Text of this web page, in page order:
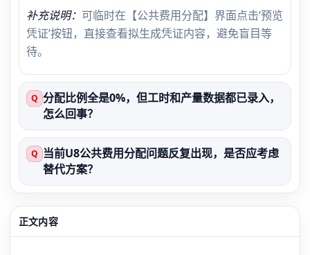
补充说明： 可临时在【公共费用分配】界面点击‘预览
凭证’按钮，直接查看拟生成凭证内容，避免盲目等
待。
Q 分配比例全是0%，但工时和产量数据都已录入，
怎么回事？
Q 当前U8公共费用分配问题反复出现，是否应考虑
替代方案？
正文内容